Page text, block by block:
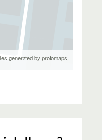
generated by protomaps,